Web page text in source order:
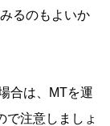
るのもよいか
合は、MTを運
で注意しましょ